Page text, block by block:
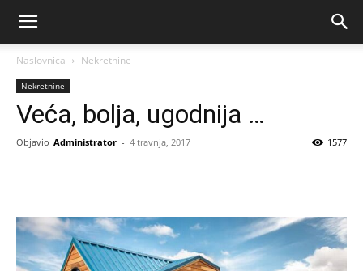
Naslovnica Nekretnine
Nekretnine
Veća, bolja, ugodnija …
Objavio Administrator - 4 travnja, 2017 1577